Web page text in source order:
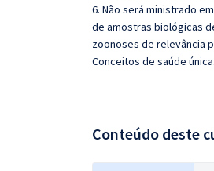
6. Não será ministrado
de amostras biológicas
zoonoses de relevância
Conceitos de saúde
Conteúdo deste